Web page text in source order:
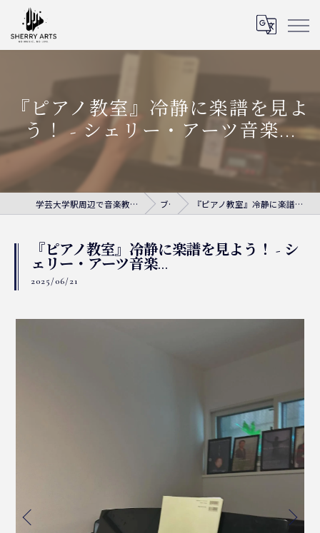
『ピアノ教室』冷静に楽譜を見よ
う！ - シェリー・アーツ音楽...
学芸大学駅周辺で音楽教室ならシェリー・アーツ音楽教室 ブログ 『ピアノ教室』冷静に楽譜を見よう！ - シェリー・アーツ音楽...
『ピアノ教室』冷静に楽譜を見よう！ - シ
ェリー・アーツ音楽...
2025/06/21